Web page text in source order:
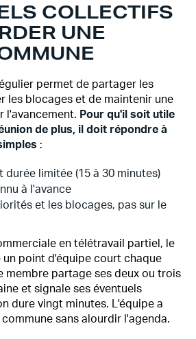
COLLECTIFS
UNE
permet de partager les
les blocages et de maintenir une
l'avancement. Pour qu'il soit utile
de plus, il doit répondre à
:
durée limitée (15 à 30 minutes)
à l'avance
et les blocages, pas sur le
en télétravail partiel, le
un point d'équipe court chaque
membre partage ses deux ou trois
et signale ses éventuels
dure vingt minutes. L'équipe a
sans alourdir l'agenda.